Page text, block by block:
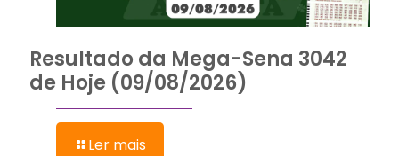
Resultado da Mega-Sena 3042
de Hoje (09/08/2026)
Ler mais